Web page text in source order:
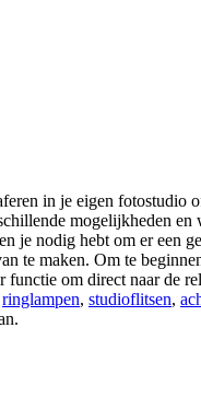
in je eigen fotostudio
mogelijkheden en
je nodig hebt om er een
te maken. Om te
functie om direct naar de
ringlampen, studioflitsen,